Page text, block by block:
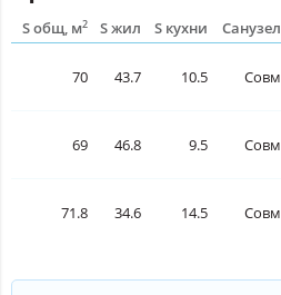
S общ, м2 S жил S кухни Санузел
70 43.7 10.5 Совм
69 46.8 9.5 Совм
71.8 34.6 14.5 Совм